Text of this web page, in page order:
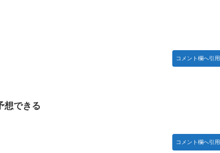
に・・・2002年W杯4強の記録取り消しの声も」→「マジで国の恥
押し入ってプライバシーに全く配慮しない報道を……
ｗｗｗｗｗｗｗｗｗｗｗｗｗｗｗｗｗ
コメント欄へ引用
想できる
コメント欄へ引用